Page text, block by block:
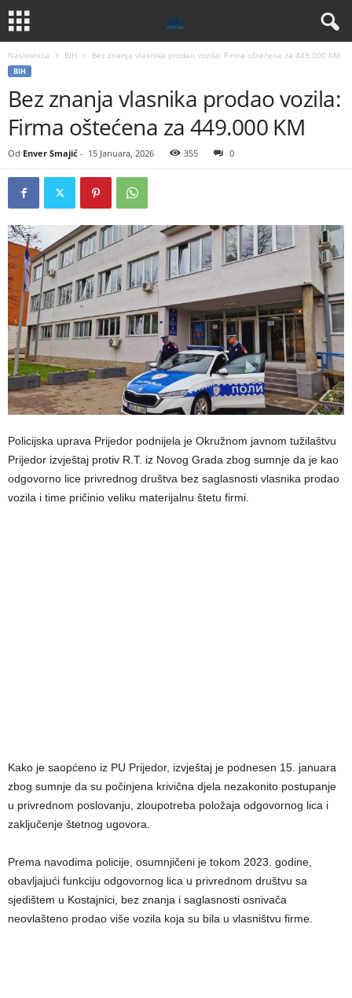
Naslovnica BIH Bez znanja vlasnika prodao vozila: Firma oštećena za 449.000 KM
BIH
Bez znanja vlasnika prodao vozila:
Firma oštećena za 449.000 KM
Od Enver Smajić - 15 Januara, 2026 355 0
Policijska uprava Prijedor podnijela je Okružnom javnom tužilaštvu
Prijedor izvještaj protiv R.T. iz Novog Grada zbog sumnje da je kao
odgovorno lice privrednog društva bez saglasnosti vlasnika prodao
vozila i time pričinio veliku materijalnu štetu firmi.
Kako je saopćeno iz PU Prijedor, izvještaj je podnesen 15. januara
zbog sumnje da su počinjena krivična djela nezakonito postupanje
u privrednom poslovanju, zloupotreba položaja odgovornog lica i
zaključenje štetnog ugovora.
Prema navodima policije, osumnjičeni je tokom 2023. godine,
obavljajući funkciju odgovornog lica u privrednom društvu sa
sjedištem u Kostajnici, bez znanja i saglasnosti osnivača
neovlašteno prodao više vozila koja su bila u vlasništvu firme.